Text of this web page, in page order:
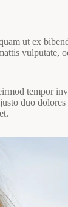
ut ex
vulputate,
tempor
duo dolores